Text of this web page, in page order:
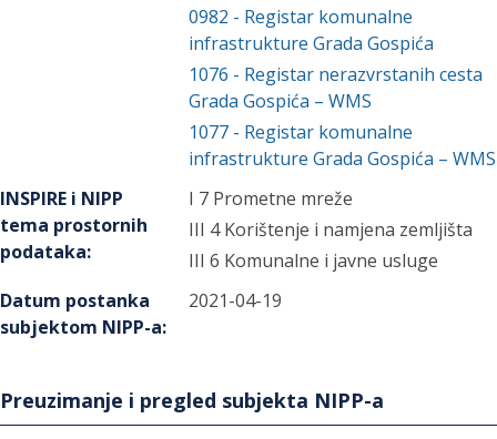
0982 - Registar komunalne
infrastrukture Grada Gospića
1076 - Registar nerazvrstanih cesta
Grada Gospića – WMS
1077 - Registar komunalne
infrastrukture Grada Gospića – WMS
INSPIRE i NIPP
tema prostornih
podataka:
I 7 Prometne mreže
III 4 Korištenje i namjena zemljišta
III 6 Komunalne i javne usluge
Datum postanka
subjektom NIPP-a:
2021-04-19
Preuzimanje i pregled subjekta NIPP-a